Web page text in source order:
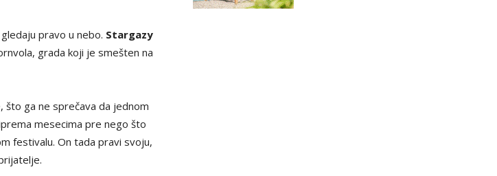
pravo u nebo. Stargazy
grada koji je smešten na
ga ne sprečava da jednom
mesecima pre nego što
festivalu. On tada pravi svoju,